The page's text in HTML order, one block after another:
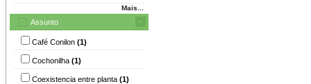
Mais...
Assunto
Café Conilon (1)
Cochonilha (1)
Coexistencia entre planta (1)